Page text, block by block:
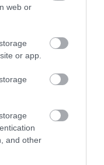
web or
or app.
and other
CALMENT: VALÓBAN
ÁLDOZATAI
24.